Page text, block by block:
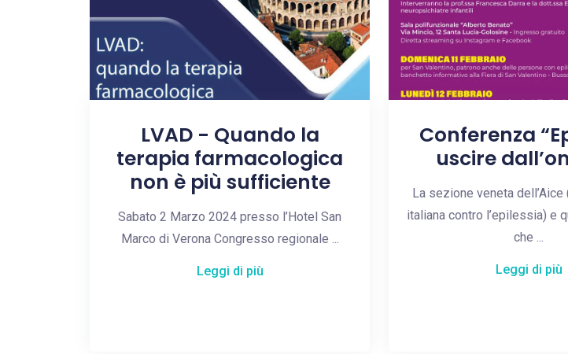
LVAD - Quando la
terapia farmacologica
non è più sufficiente
Sabato 2 Marzo 2024 presso l’Hotel San
Marco di Verona Congresso regionale ...
Leggi di più
Conferenza
uscire
La sezione veneta
italiana contro l’epilessia) e
che ...
Leggi di più